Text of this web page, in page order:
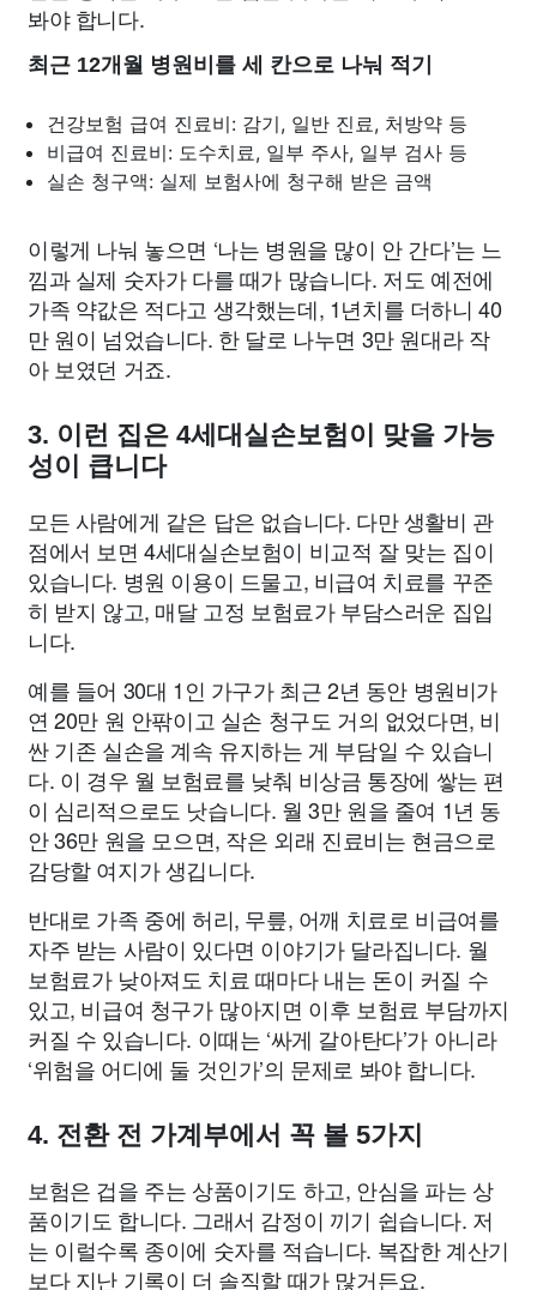
봐야 합니다.
최근 12개월 병원비를 세 칸으로 나눠 적기
건강보험 급여 진료비: 감기, 일반 진료, 처방약 등
비급여 진료비: 도수치료, 일부 주사, 일부 검사 등
실손 청구액: 실제 보험사에 청구해 받은 금액
이렇게 나눠 놓으면 ‘나는 병원을 많이 안 간다’는 느
낌과 실제 숫자가 다를 때가 많습니다. 저도 예전에
가족 약값은 적다고 생각했는데, 1년치를 더하니 40
만 원이 넘었습니다. 한 달로 나누면 3만 원대라 작
아 보였던 거죠.
3. 이런 집은 4세대실손보험이 맞을 가능
성이 큽니다
모든 사람에게 같은 답은 없습니다. 다만 생활비 관
점에서 보면 4세대실손보험이 비교적 잘 맞는 집이
있습니다. 병원 이용이 드물고, 비급여 치료를 꾸준
히 받지 않고, 매달 고정 보험료가 부담스러운 집입
니다.
예를 들어 30대 1인 가구가 최근 2년 동안 병원비가
연 20만 원 안팎이고 실손 청구도 거의 없었다면, 비
싼 기존 실손을 계속 유지하는 게 부담일 수 있습니
다. 이 경우 월 보험료를 낮춰 비상금 통장에 쌓는 편
이 심리적으로도 낫습니다. 월 3만 원을 줄여 1년 동
안 36만 원을 모으면, 작은 외래 진료비는 현금으로
감당할 여지가 생깁니다.
반대로 가족 중에 허리, 무릎, 어깨 치료로 비급여를
자주 받는 사람이 있다면 이야기가 달라집니다. 월
보험료가 낮아져도 치료 때마다 내는 돈이 커질 수
있고, 비급여 청구가 많아지면 이후 보험료 부담까지
커질 수 있습니다. 이때는 ‘싸게 갈아탄다’가 아니라
‘위험을 어디에 둘 것인가’의 문제로 봐야 합니다.
4. 전환 전 가계부에서 꼭 볼 5가지
보험은 겁을 주는 상품이기도 하고, 안심을 파는 상
품이기도 합니다. 그래서 감정이 끼기 쉽습니다. 저
는 이럴수록 종이에 숫자를 적습니다. 복잡한 계산기
보다 지난 기록이 더 솔직할 때가 많거든요.